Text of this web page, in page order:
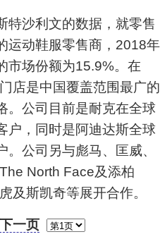
沙利文的数据，就零售
运动鞋服零售商，2018年
市场份额为15.9%。在
店是中国覆盖范围最广的
。公司目前是耐克在全球
户，同时是阿迪达斯全球
公司另与彪马、匡威、
North Face及添柏
及斯凯奇等展开合作。
下一页